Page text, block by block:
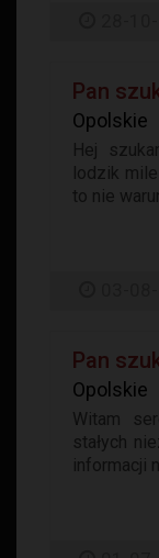
Pan
Opolskie
Hej
lodzik
to nie
Pan
Opolskie
Witam
stałych
informacji